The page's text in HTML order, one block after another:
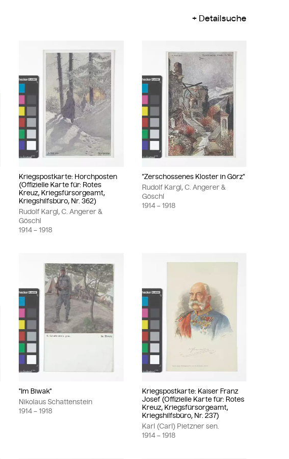
Detailsuche
Kriegspostkarte: Horchposten
(Offizielle Karte für: Rotes
Kreuz, Kriegsfürsorgeamt,
Kriegshilfsbüro, Nr. 362)
Rudolf Kargl, C. Angerer &
Göschl
1914– 1918
"Zerschossenes Kloster in Görz"
Rudolf Kargl, C. Angerer &
Göschl
1914– 1918
"Im Biwak"
Nikolaus Schattenstein
1914– 1918
Kriegspostkarte: Kaiser Franz
Josef (Offizielle Karte für: Rotes
Kreuz, Kriegsfürsorgeamt,
Kriegshilfsbüro, Nr. 237)
Karl (Carl) Pietzner sen.
1914– 1918